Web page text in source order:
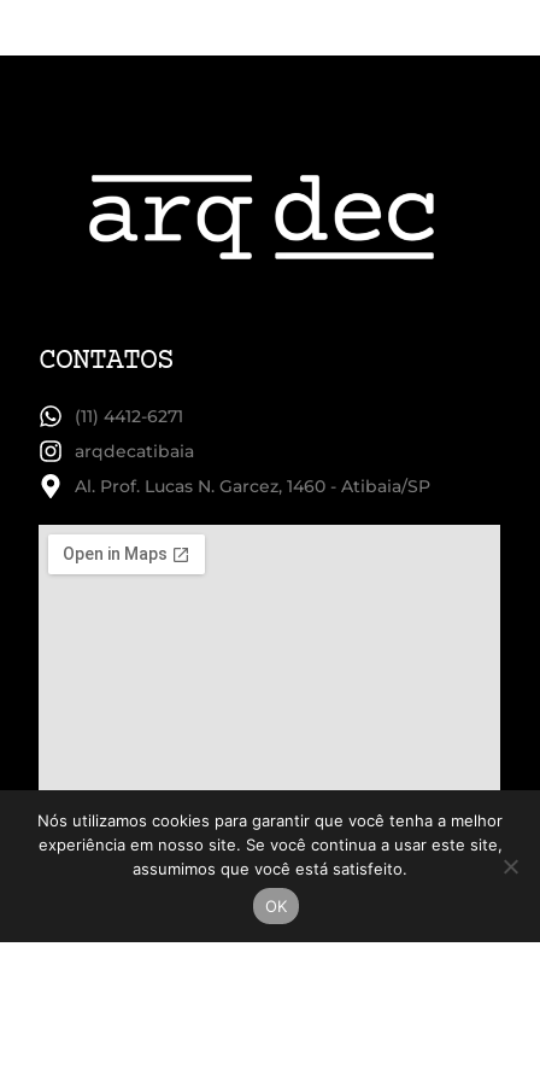
CONTATOS
(11) 4412-6271
arqdecatibaia
Al. Prof. Lucas N. Garcez, 1460 - Atibaia/SP
Nós utilizamos cookies para garantir que você tenha a melhor
experiência em nosso site. Se você continua a usar este site,
assumimos que você está satisfeito.
OK